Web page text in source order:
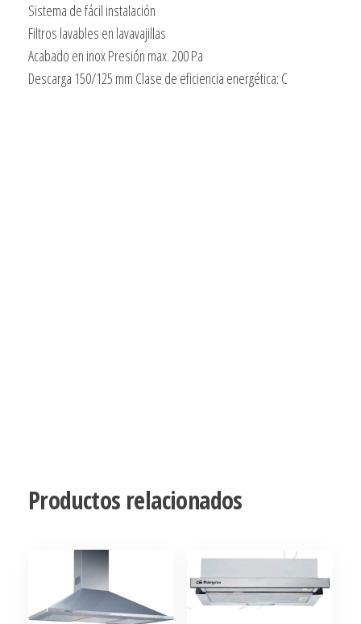
Sistema de fácil instalación
Filtros lavables en lavavajillas
Acabado en inox Presión max. 200 Pa
Descarga 150/125 mm Clase de eficiencia energética: C
Productos relacionados